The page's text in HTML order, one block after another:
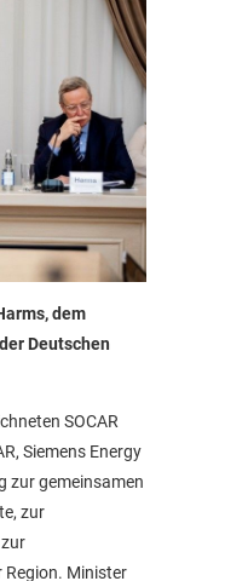
dem
Deutschen
SOCAR
Siemens Energy
zur gemeinsamen
zur
Region. Minister